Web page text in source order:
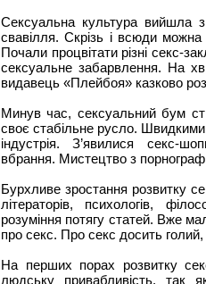
Сексуальна культура вийшла
свавілля. Скрізь і всюди можна
Почали процвітати різні секс-
сексуальне забарвлення. На
видавець «Плейбоя» казково
Минув час, сексуальний бум
своє стабільне русло.
індустрія. З’явилися секс-
вбрання. Мистецтво з
Бурхливе зростання розвитку
літераторів, психологів,
розуміння потягу статей. Вже
про секс. Про секс досить голий,
На перших порах розвитку
людську привабливість, так